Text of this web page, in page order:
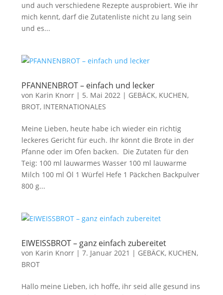
und auch verschiedene Rezepte ausprobiert. Wie ihr
mich kennt, darf die Zutatenliste nicht zu lang sein
und es...
PFANNENBROT – einfach und lecker
von Karin Knorr| 5. Mai 2022| GEBÄCK, KUCHEN,
BROT, INTERNATIONALES
Meine Lieben, heute habe ich wieder ein richtig
leckeres Gericht für euch. Ihr könnt die Brote in der
Pfanne oder im Ofen backen. Die Zutaten für den
Teig: 100 ml lauwarmes Wasser 100 ml lauwarme
Milch 100 ml Öl 1 Würfel Hefe 1 Päckchen Backpulver
800 g...
EIWEISSBROT – ganz einfach zubereitet
von Karin Knorr| 7. Januar 2021 | GEBÄCK, KUCHEN,
BROT
Hallo meine Lieben, ich hoffe, ihr seid alle gesund ins